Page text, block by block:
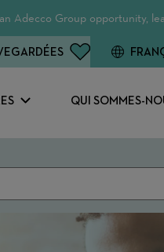
Adecco Group opportunity,
QUI SOMMES-